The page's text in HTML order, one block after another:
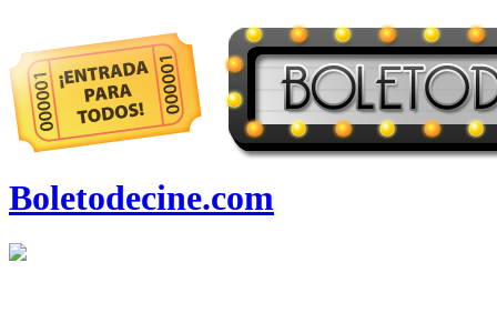
Boletodecine.com